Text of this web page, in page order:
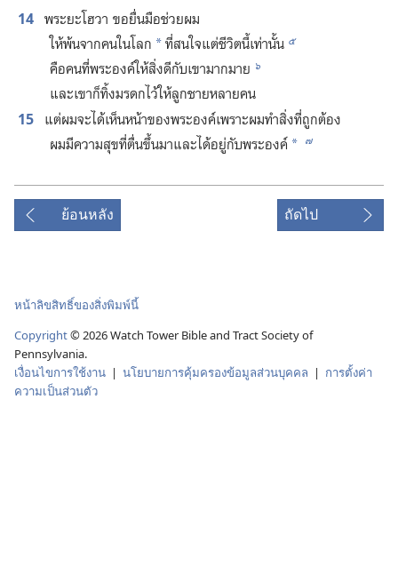
14 พระ​ยะโฮวา ขอ​ยื่น​มือ​ช่วย​ผม
ให้​พ้น​จาก​คน​ใน​โลก *ที่​สนใจ​แต่​ชีวิต​นี้​เท่า​นั้น ๕
คือ​คน​ที่​พระองค์​ให้​สิ่ง​ดี​กับ​เขา​มาก​มาย ๖
และ​เขา​ก็​ทิ้ง​มรดก​ไว้​ให้​ลูก​ชาย​หลาย​คน
15 แต่​ผม​จะ​ได้​เห็น​หน้า​ของ​พระองค์​เพราะ​ผม​ทำ​สิ่ง​ที่​ถูก​ต้อง
ผม​มี​ความ​สุข​ที่​ตื่น​ขึ้น​มา​และ​ได้​อยู่​กับ​พระองค์ * ๗
ย้อนหลัง ถัดไป
หน้าลิขสิทธิ์ของสิ่งพิมพ์นี้
Copyright©2026Watch Tower Bible and Tract Society of
Pennsylvania.
เงื่อนไขการใช้งาน | นโยบายการคุ้มครองข้อมูลส่วนบุคคล | การตั้งค่า
ความเป็นส่วนตัว